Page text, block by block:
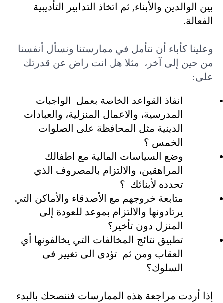
بين الوالدين والأبناء, ثم اتخاذ التدابير التأديبية
الفعالة.
وعلينا كأباء أن نتأمل في ممارستنا ونسأل أنفسنا
من حين إلى آخر، مثلا هل انت راض عن قدرتك
على:
انفاذ القواعد الخاصة بعمل الواجبات
المدرسية، والاعمال المنزلية، والعبادات
الدينية مثل المحافظة على الصلوات
الخمس ؟
وضع السياسات المالية مع اطفالك
المراهقين، والالتزام بالمصروف الذي
تحدده لأبنائك ؟
متابعة خروجهم مع الأصدقاء والأماكن التي
يرتادونها والالتزام بموعد للعودة إلى
المنزل دون تأخير؟
تطبيق نتائج المخالفات التي يخالفونها أي
العقاب ومن ثم تؤدى الى تغيير فى
السلوك؟
إذا أردت مراجعة هذه الممارسات فننصحك بالبدء